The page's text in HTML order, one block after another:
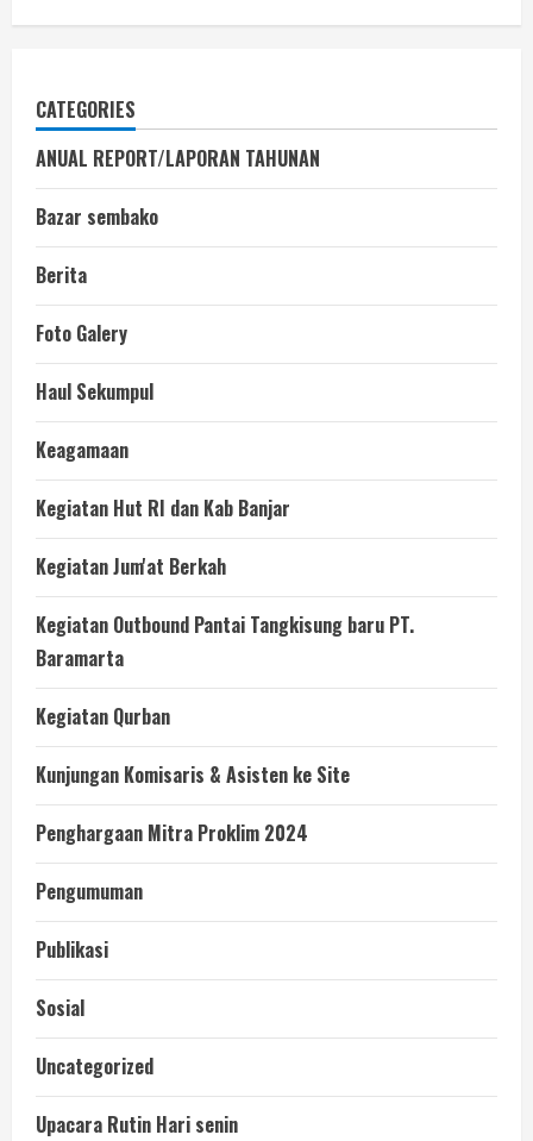
CATEGORIES
ANUAL REPORT/LAPORAN TAHUNAN
Bazar sembako
Berita
Foto Galery
Haul Sekumpul
Keagamaan
Kegiatan Hut RI dan Kab Banjar
Kegiatan Jum'at Berkah
Kegiatan Outbound Pantai Tangkisung baru PT.
Baramarta
Kegiatan Qurban
Kunjungan Komisaris & Asisten ke Site
Penghargaan Mitra Proklim 2024
Pengumuman
Publikasi
Sosial
Uncategorized
Upacara Rutin Hari senin